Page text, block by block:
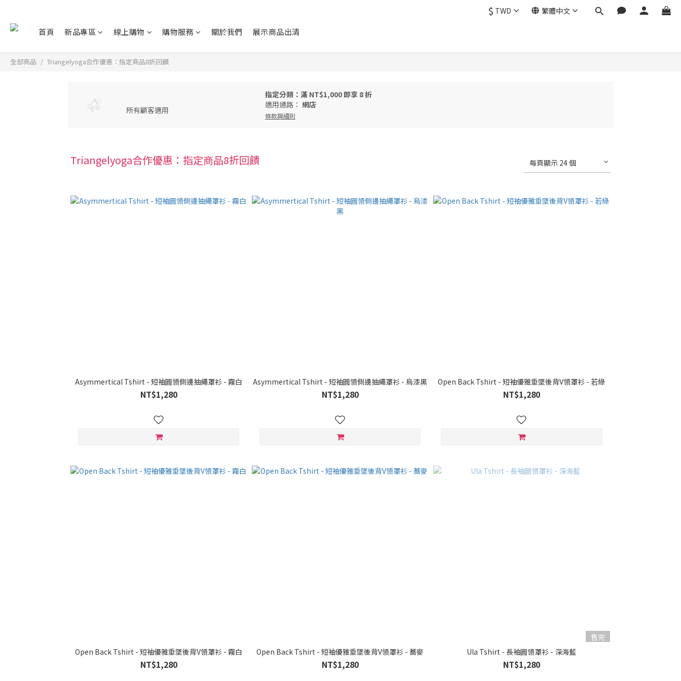
$ TWD 繁體中文
首頁 新品專區 線上購物 購物服務 關於我們 展示商品出清
全部商品 Triangelyoga合作優惠：指定商品8折回饋
所有顧客適用
指定分類：滿 NT$1,000 即享 8 折
適用通路： 網店
條款與細則
Triangelyoga合作優惠：指定商品8折回饋 每頁顯示 24 個
Asymmertical Tshirt - 短袖圓領側邊抽繩罩衫 - 霧白
NT$1,280
Asymmertical Tshirt - 短袖圓領側邊抽繩罩衫 - 烏漆黑
NT$1,280
Open Back Tshirt - 短袖優雅垂墜後背V領罩衫 - 若綠
NT$1,280
Open Back Tshirt - 短袖優雅垂墜後背V領罩衫 - 霧白
NT$1,280
Open Back Tshirt - 短袖優雅垂墜後背V領罩衫 - 蕎麥
NT$1,280
售完
Ula Tshirt - 長袖圓領罩衫 - 深海藍
NT$1,280